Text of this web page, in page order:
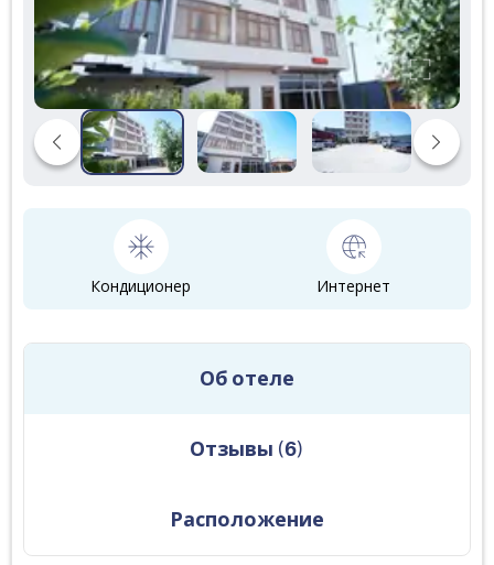
Кондиционер Интернет
Об отеле
Отзывы (6)
Расположение